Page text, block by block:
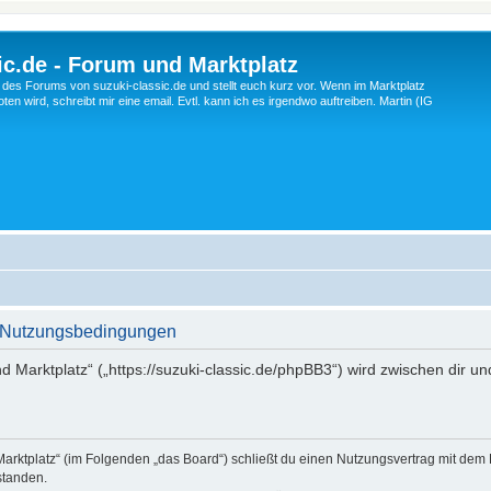
- Forum und Marktplatz
Forums von suzuki-classic.de und stellt euch kurz vor. Wenn im Marktplatz
wird, schreibt mir eine email. Evtl. kann ich es irgendwo auftreiben. Martin (IG
Marktplatz“ („https://suzuki-classic.de/phpBB3“) wird zwischen dir
(im Folgenden „das Board“) schließt du einen Nutzungsvertrag mit